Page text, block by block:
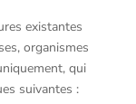
existantes
organismes
qui
suivantes :